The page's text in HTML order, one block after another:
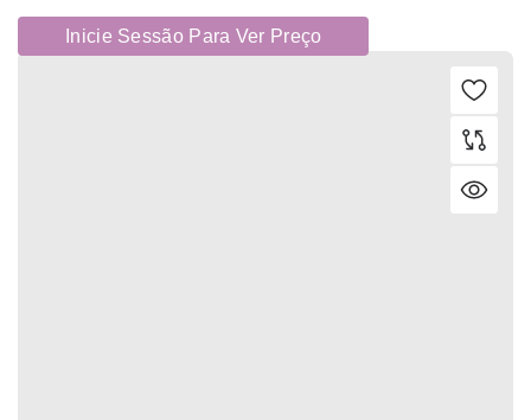
Inicie Sessão Para Ver Preço